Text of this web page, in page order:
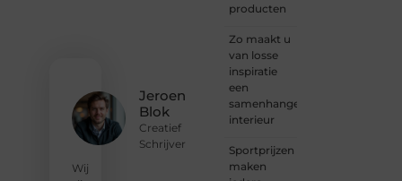
Jeroen
Blok
Creatief
Schrijver
Wij
producten
Zo maakt u
van losse
inspiratie
een
samenhangend
interieur
Sportprijzen
maken